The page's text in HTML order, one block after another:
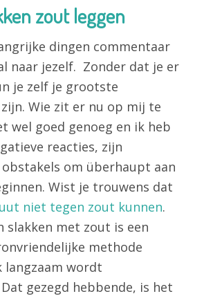
zout leggen
dingen commentaar
naar jezelf. Zonder dat je er
je zelf je grootste
Wie zit er nu op mij te
wel goed genoeg en ik heb
reacties, zijn
om überhaupt aan
Wist je trouwens dat
niet tegen zout kunnen.
slakken met zout is een
methode
langzaam wordt
gezegd hebbende, is het